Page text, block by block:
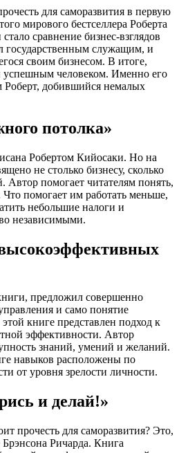
для саморазвития в первую
мирового бестселлера Роберта
сравнение бизнес-взглядов
государственным служащим, и
своим бизнесом. В итоге,
успешным человеком. Именно его
Роберт, добившийся немалых
потолка»
Робертом Кийосаки. Но на
не столько бизнесу, сколько
помогает читателям понять,
помогает им работать меньше,
небольшие налоги и
независимыми.
предложил совершенно
и само понятие
книге представлен подход к
эффективности. Автор
знаний, умений и желаний.
навыков расположены по
от уровня зрелости личности.
и делай!»
прочесть для саморазвития? Это,
Ричарда. Книга